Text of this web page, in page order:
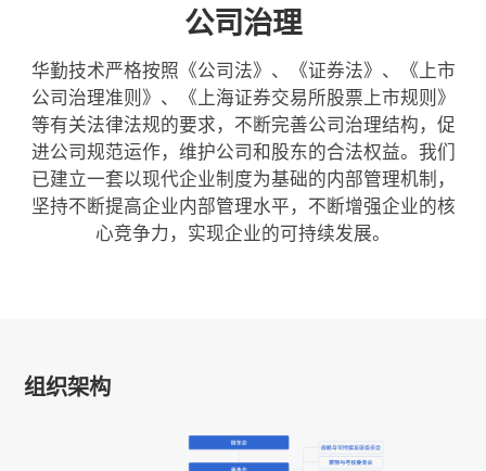
公司治理
华勤技术严格按照《公司法》、《证券法》、《上市
公司治理准则》、《上海证券交易所股票上市规则》
等有关法律法规的要求，不断完善公司治理结构，促
进公司规范运作，维护公司和股东的合法权益。我们
已建立一套以现代企业制度为基础的内部管理机制，
坚持不断提高企业内部管理水平，不断增强企业的核
心竞争力，实现企业的可持续发展。
组织架构